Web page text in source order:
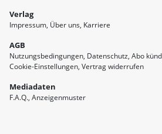
Verlag
Impressum Über uns Karriere
AGB
Nutzungsbedingungen Datenschutz Abo
Cookie-Einstellungen Vertrag widerrufen
Mediadaten
F.A.Q. Anzeigenmuster